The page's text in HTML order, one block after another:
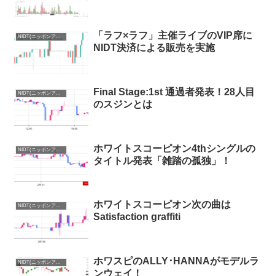
NIDT(ニッポンアイドルトークン)まとめ
「ラフ×ラフ」主催ライブのVIP席に
NIDT決済による販売を実施
Final Stage:1st 通過者発表！28人目
のスジンとは
NIDT(ニッポンアイドルトークン)まとめ
ホワイトスコーピオン4thシングルの
タイトル発表「雑踏の孤独」！
NIDT(ニッポンアイドルトークン)まとめ
ホワイトスコーピオン次の曲は
Satisfaction graffiti
NIDT(ニッポンアイドルトークン)まとめ
ホワスピのALLY･HANNAがモデルラ
ンウェイ！